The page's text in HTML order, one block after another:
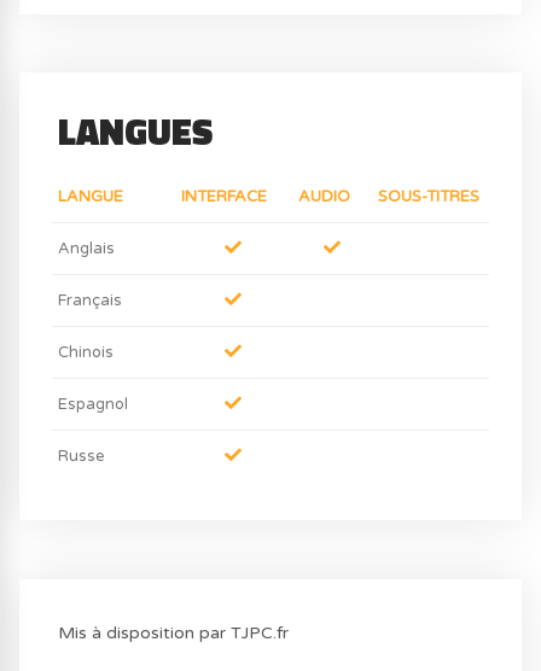
LANGUES
LANGUE INTERFACE AUDIO SOUS-TITRES
Anglais
Français
Chinois
Espagnol
Russe
Mis à disposition par TJPC.fr